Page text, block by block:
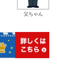
父ちゃん